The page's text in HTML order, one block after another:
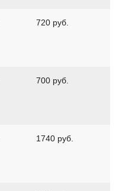
720 руб.
700 руб.
1740 руб.